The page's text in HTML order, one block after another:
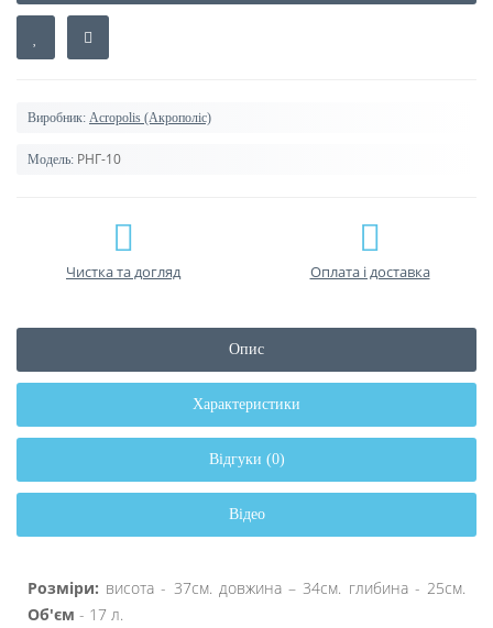
Виробник: Acropolis (Акрополіс)
Модель: РНГ-10
Чистка та догляд Оплата і доставка
Опис
Характеристики
Відгуки (0)
Відео
Розміри: висота - 37см. довжина – 34см. глибина - 25см.
Об'єм - 17 л.